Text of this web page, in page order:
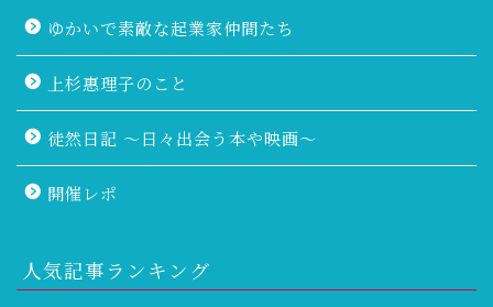
ゆかいで素敵な起業家仲間たち
上杉惠理子のこと
徒然日記 〜日々出会う本や映画〜
開催レポ
人気記事ランキング